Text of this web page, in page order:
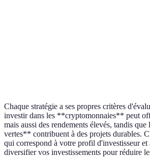
Chaque stratégie a ses propres critères
investir dans les **cryptomonnaies** peut
mais aussi des rendements élevés, tandis
vertes** contribuent à des projets durables.
qui correspond à votre profil d'investisseur et
diversifier vos investissements pour réduire